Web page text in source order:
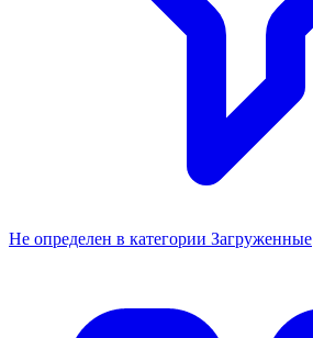
Не определен в категории Загруженные